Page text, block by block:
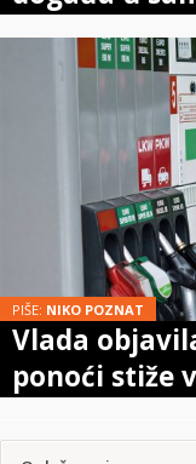
PIŠE: NIKO POZNAT
Vlada
ponoći stiže